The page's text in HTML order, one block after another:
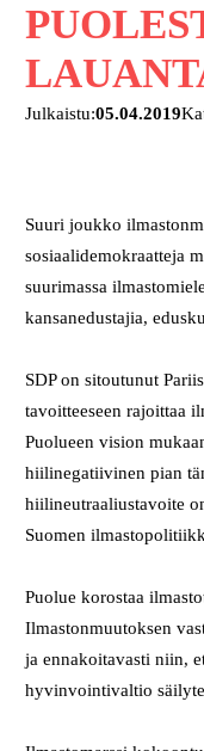
Julkaistu:05.04.2019
Suuri joukko
sosiaalidemokraatteja
suurimassa
kansanedustajia,
SDP on sitoutunut
tavoitteeseen rajoittaa
Puolueen vision
hiilinegatiivinen pian
hiilineutraaliustavoite
Suomen
Puolue korostaa
Ilmastonmuutoksen
ja ennakoitavasti niin,
hyvinvointivaltio